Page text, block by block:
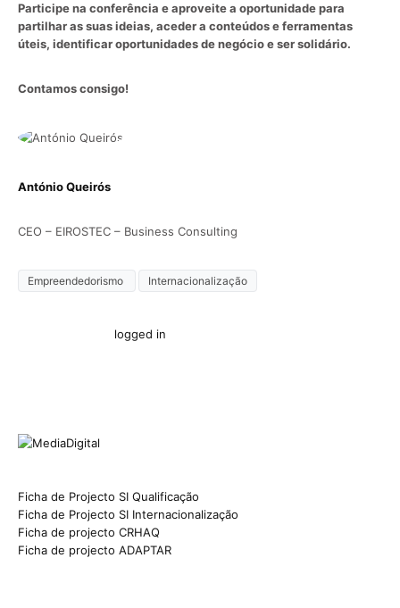
Participe na conferência e aproveite a oportunidade para
partilhar as suas ideias, aceder a conteúdos e ferramentas
úteis, identificar oportunidades de negócio e ser solidário.
Contamos consigo!
António Queirós
CEO – EIROSTEC – Business Consulting
Empreendedorismo Internacionalização
logged in
Ficha de Projecto SI Qualificação
Ficha de Projecto SI Internacionalização
Ficha de projecto CRHAQ
Ficha de projecto ADAPTAR